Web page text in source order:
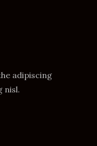
adipiscing
nisl.